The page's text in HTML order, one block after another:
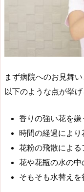
まず病院へのお見舞
以下のような点が挙げ
香りの強い花を
時間の経過によ
花粉の飛散によ
花や花瓶の水の
そもそも水替え